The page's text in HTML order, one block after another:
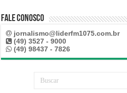
Fale Conosco
jornalismo@liderfm1075.com.br
(49) 3527 - 9000
(49) 98437 - 7826